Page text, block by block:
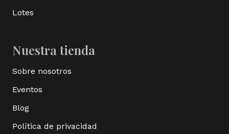
Lotes
Nuestra tienda
Sobre nosotros
Eventos
Blog
Política de privacidad